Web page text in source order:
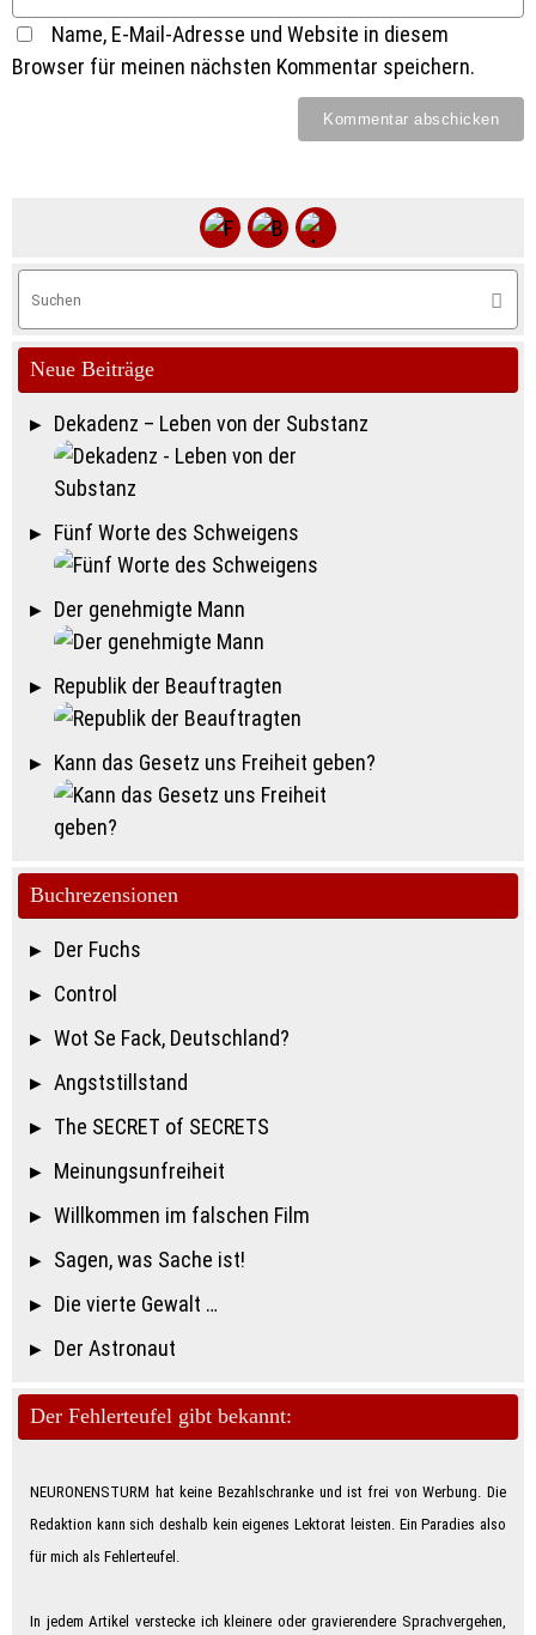
Name, E-Mail-Adresse und Website in diesem
Browser für meinen nächsten Kommentar speichern.
Neue Beiträge
Dekadenz – Leben von der Substanz
Fünf Worte des Schweigens
Der genehmigte Mann
Republik der Beauftragten
Kann das Gesetz uns Freiheit geben?
Buchrezensionen
Der Fuchs
Control
Wot Se Fack, Deutschland?
Angststillstand
The SECRET of SECRETS
Meinungsunfreiheit
Willkommen im falschen Film
Sagen, was Sache ist!
Die vierte Gewalt …
Der Astronaut
Der Fehlerteufel gibt bekannt:
NEURONENSTURM hat keine Bezahlschranke und ist frei von Werbung. Die
Redaktion kann sich deshalb kein eigenes Lektorat leisten. Ein Paradies also
für mich als Feh­ler­teu­fe­l.
In jedem Artikel verstecke ich kleinere oder gravierendere Sprachvergehen,